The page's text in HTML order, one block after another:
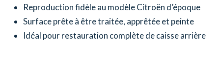
Reproduction fidèle au modèle Citroën d’époque
Surface prête à être traitée, apprêtée et peinte
Idéal pour restauration complète de caisse arrière